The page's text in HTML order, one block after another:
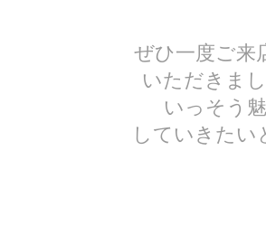
ぜひ一度ご来
いただきま
いっそう
していきたい